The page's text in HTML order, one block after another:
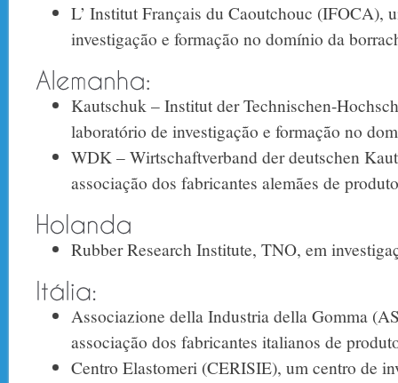
L’ Institut Français du Caoutchouc (IFOCA),
investigação e formação no domínio da
Kautschuk – Institut der Technischen-
laboratório de investigação e formação no
WDK – Wirtschaftverband der deutschen
associação dos fabricantes alemães de
Rubber Research Institute, TNO, em
Associazione della Industria della Gomma
associação dos fabricantes italianos de
Centro Elastomeri (CERISIE), um centro de